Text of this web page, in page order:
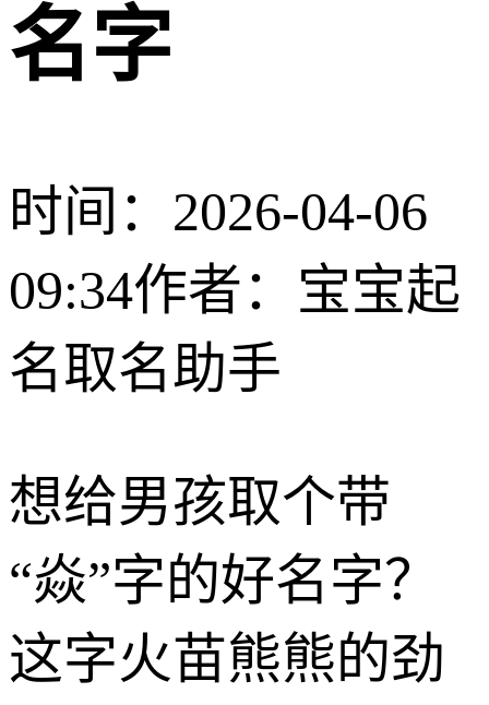
名字
时间：2026-04-06
09:34作者：宝宝起
名取名助手
想给男孩取个带
“焱”字的好名字？
这字火苗熊熊的劲